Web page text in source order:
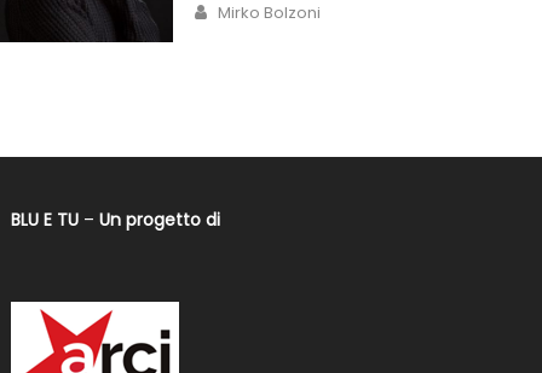
Mirko Bolzoni
BLU E TU– Un progetto di